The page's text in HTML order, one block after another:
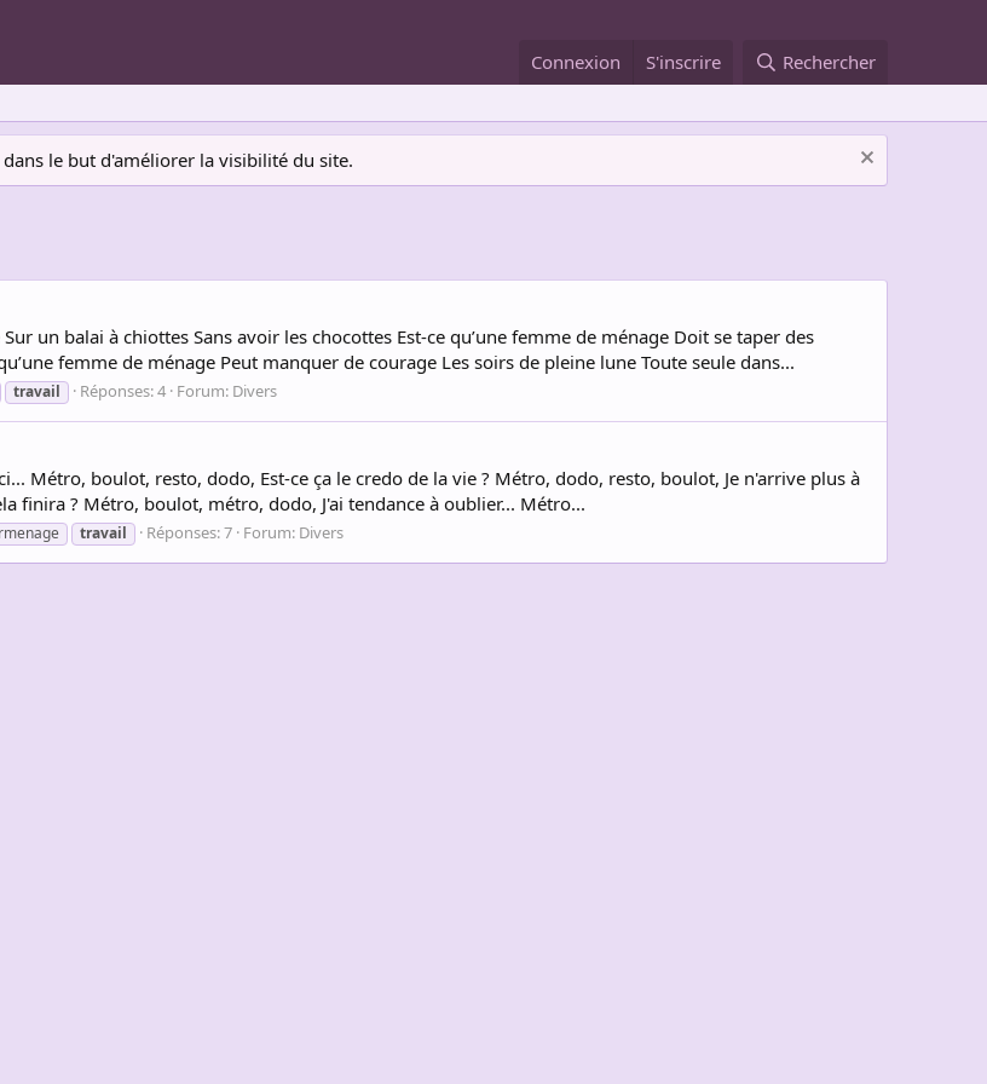
Connexion S'inscrire Rechercher
le but d'améliorer la visibilité du site.
un balai à chiottes Sans avoir les chocottes Est-ce qu’une femme de ménage Doit se taper des
femme de ménage Peut manquer de courage Les soirs de pleine lune Toute seule dans...
travail Réponses: 4 Forum: Divers
Métro, boulot, resto, dodo, Est-ce ça le credo de la vie ? Métro, dodo, resto, boulot, Je n'arrive plus à
finira ? Métro, boulot, métro, dodo, J'ai tendance à oublier... Métro...
travail Réponses: 7 Forum: Divers